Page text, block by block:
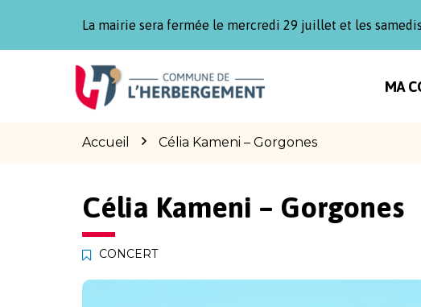
La mairie sera fermée le mercredi 29 juillet et les
MA
Accueil Célia Kameni – Gorgones
Célia Kameni – Gorgones
CONCERT